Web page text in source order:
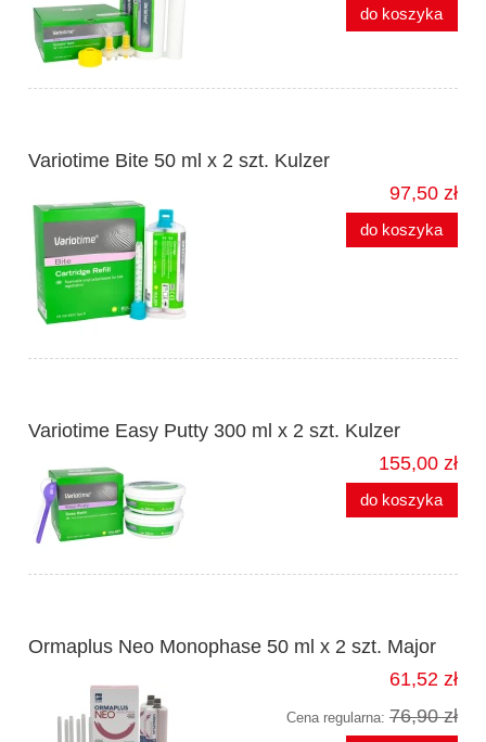
do koszyka
Variotime Bite 50 ml x 2 szt. Kulzer
97,50 zł
do koszyka
Variotime Easy Putty 300 ml x 2 szt. Kulzer
155,00 zł
do koszyka
Ormaplus Neo Monophase 50 ml x 2 szt. Major
61,52 zł
Cena regularna: 76,90 zł